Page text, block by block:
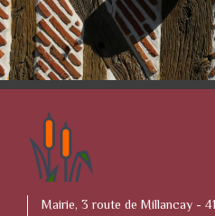
Mairie, 3 route de Millancay -